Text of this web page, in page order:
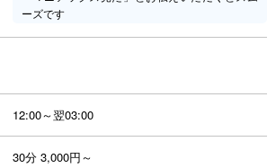
ーズです
12:00～翌03:00
30分 3,000円～